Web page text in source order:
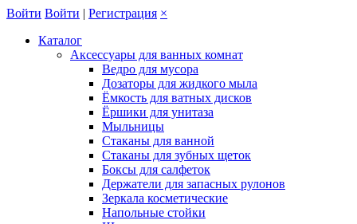
Войти Войти | Регистрация ×
Каталог
Аксессуары для ванных комнат
Ведро для мусора
Дозаторы для жидкого мыла
Ёмкость для ватных дисков
Ёршики для унитаза
Мыльницы
Стаканы для ванной
Стаканы для зубных щеток
Боксы для салфеток
Держатели для запасных рулонов
Зеркала косметические
Напольные стойки